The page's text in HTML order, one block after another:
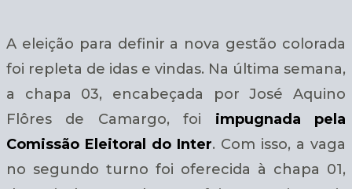
A eleição para definir a nova gestão colorada
foi repleta de idas e vindas. Na última semana,
a chapa 03, encabeçada por José Aquino
Flôres de Camargo, foi impugnada pela
Comissão Eleitoral do Inter. Com isso, a vaga
no segundo turno foi oferecida à chapa 01,